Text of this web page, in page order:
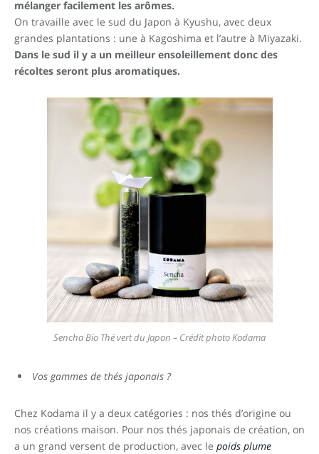
mélanger facilement les arômes.
On travaille avec le sud du Japon à Kyushu, avec deux
grandes plantations : une à Kagoshima et l’autre à Miyazaki.
Dans le sud il y a un meilleur ensoleillement donc des
récoltes seront plus aromatiques.
Sencha Bio Thé vert du Japon – Crédit photo Kodama
Vos gammes de thés japonais ?
Chez Kodama il y a deux catégories : nos thés d’origine ou
nos créations maison. Pour nos thés japonais de création, on
a un grand versent de production, avec le poids plume